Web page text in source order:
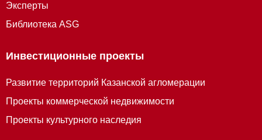
Эксперты
Библиотека ASG
Инвестиционные проекты
Развитие территорий Казанской агломерации
Проекты коммерческой недвижимости
Проекты культурного наследия